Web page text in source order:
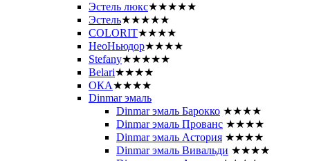
Эстель люкс★★★★★
Эстель★★★★★
COLORIT★★★★
НеоНьюдор★★★★
Stefany★★★★★
Belari★★★★
ОКА★★★★
Dinmar эмаль
Dinmar эмаль Барокко ★★★★
Dinmar эмаль Прованс ★★★★
Dinmar эмаль Астория ★★★★
Dinmar эмаль Вивальди ★★★★